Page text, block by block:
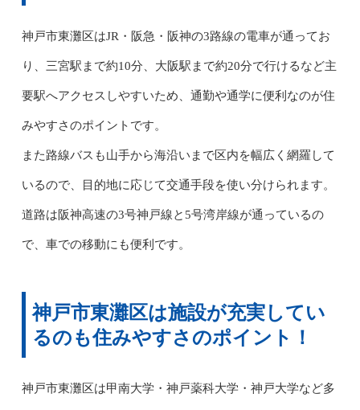
神戸市東灘区はJR・阪急・阪神の3路線の電車が通ってお
り、三宮駅まで約10分、大阪駅まで約20分で行けるなど主
要駅へアクセスしやすいため、通勤や通学に便利なのが住
みやすさのポイントです。
また路線バスも山手から海沿いまで区内を幅広く網羅して
いるので、目的地に応じて交通手段を使い分けられます。
道路は阪神高速の3号神戸線と5号湾岸線が通っているの
で、車での移動にも便利です。
神戸市東灘区は施設が充実してい
るのも住みやすさのポイント！
神戸市東灘区は甲南大学・神戸薬科大学・神戸大学など多